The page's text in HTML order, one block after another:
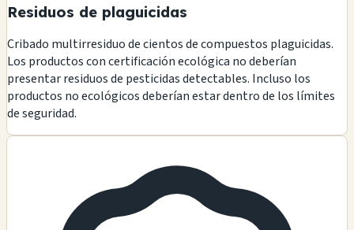
Residuos de plaguicidas
Cribado multirresiduo de cientos de compuestos plaguicidas.
Los productos con certificación ecológica no deberían
presentar residuos de pesticidas detectables. Incluso los
productos no ecológicos deberían estar dentro de los límites
de seguridad.